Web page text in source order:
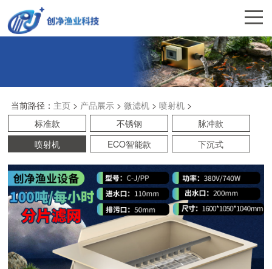
当前路径： 主页> 产品展示> 微滤机> 喷射机>
标准款
不锈钢
脉冲款
喷射机
ECO智能款 下沉式